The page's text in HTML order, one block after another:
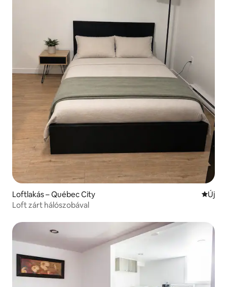
Loftlakás – Québec City ÚjÚj
Loft zárt hálószobával